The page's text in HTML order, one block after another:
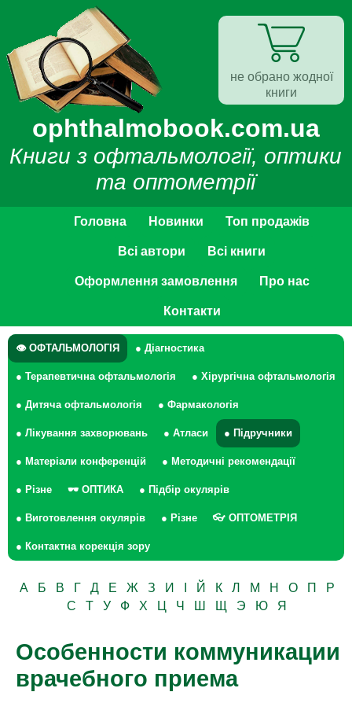
ophthalmobook.com.ua
Книги з офтальмології, оптики
та оптометрії
Головна Новинки Топ продажів
Всі автори Всі книги
Оформлення замовлення Про нас
Контакти
👁 ОФТАЛЬМОЛОГІЯ ● Діагностика
● Терапевтична офтальмологія ● Хірургічна офтальмологія
● Дитяча офтальмологія ● Фармакологія
● Лікування захворювань ● Атласи ● Підручники
● Матеріали конференцій ● Методичні рекомендації
● Різне 🕶 ОПТИКА ● Підбір окулярів
● Виготовлення окулярів ● Різне 👓 ОПТОМЕТРІЯ
● Контактна корекція зору
А Б В Г Д Е Ж З И Й К Л М Н О П
Р
С
Т У Ф Х Ц Ч Ш Щ Э Ю Я
Особенности коммуникации
врачебного приема
не обрано жодної
книги